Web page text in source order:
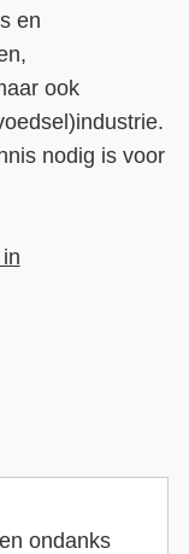
en
ook
nodig is voor
ondanks